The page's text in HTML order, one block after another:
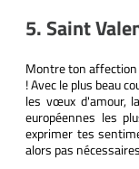
5. Saint
Montre ton
! Avec le plus beau
les vœux d'amour,
européennes les
exprimer tes
alors pas